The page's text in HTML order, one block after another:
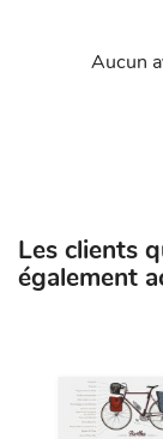
Aucun
Les clients
également